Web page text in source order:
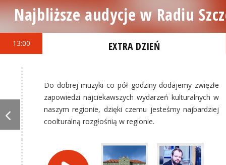
Najbliższe audycje w Radiu
13:00 EXTRA DZIEŃ
Do dobrej muzyki co pół godziny dodajemy zwięzłe
zapowiedzi najciekawszych wydarzeń kulturalnych w
naszym regionie, dzięki czemu jesteśmy najbardziej
coolturalną rozgłośnią w regionie.